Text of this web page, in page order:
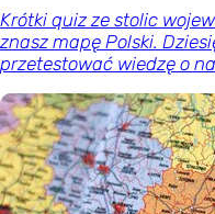
Krótki quiz ze stolic
znasz mapę Polski.
przetestować wiedzę o